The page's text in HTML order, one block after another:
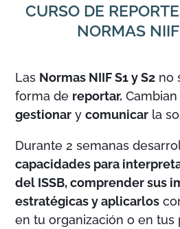
CURSO DE
NORMAS
Las Normas NIIF S1 y S2 no
forma de reportar.
gestionar ycomunicar la
Durante 2 semanas
capacidades para
del ISSB, comprender sus
estratégicas y aplicarlos
en tu organización o en tus